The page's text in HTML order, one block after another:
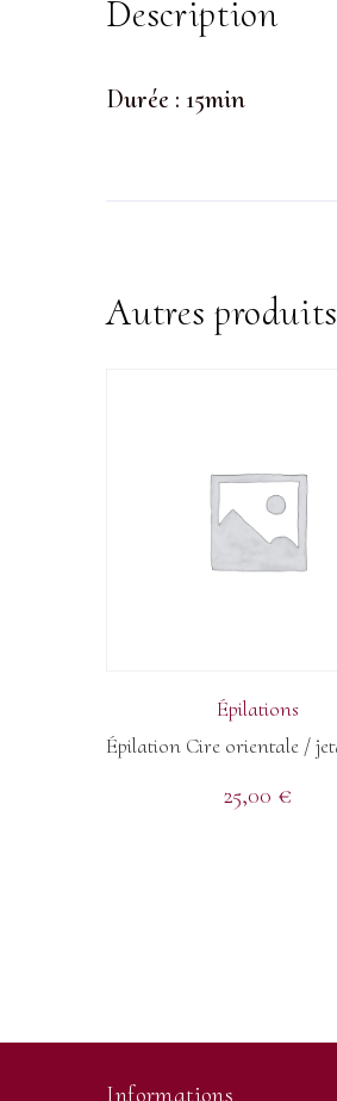
Description
Durée : 15min
Autres produits
Épilations
25,00 €
Informations